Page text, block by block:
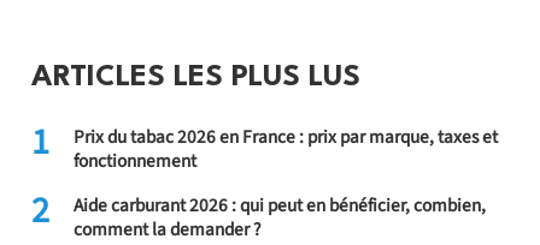
ARTICLES LES PLUS LUS
1
Prix du tabac 2026 en France : prix par marque, taxes et
fonctionnement
2
Aide carburant 2026 : qui peut en bénéficier, combien,
comment la demander ?